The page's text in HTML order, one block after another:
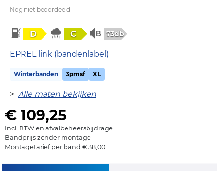
Nog niet beoordeeld
D C 73db
EPREL link (bandenlabel)
Winterbanden 3pmsf XL
> Alle maten bekijken
€ 109,25
Incl. BTW en afvalbeheersbijdrage
Bandprijs zonder montage
Montagetarief per band € 38,00